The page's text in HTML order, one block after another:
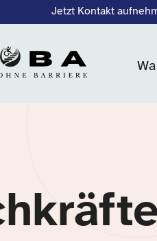
Jetzt Kontakt